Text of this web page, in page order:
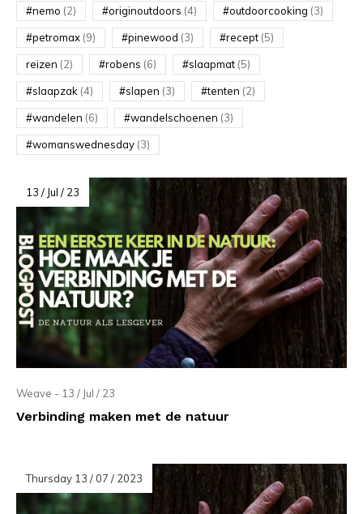
#nemo (2) #originoutdoors (4) #outdoorcooking (3)
#petromax (9) #pinewood (3) #recept (5)
reizen (2) #robens (6) #slaapmat (5)
#slaapzak (4) #slapen (3) #tenten (2)
#wandelen (6) #wandelschoenen (3)
#womanswednesday (3)
13 / Jul / 23
Weave - 13 / Jul / 23
Verbinding maken met de natuur
Thursday 13 / 07 / 2023